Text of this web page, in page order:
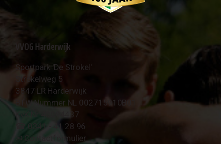
VVOG Harderwijk
Sportpark 'De Strokel'
Strokelweg 5
3847 LR Harderwijk
BTW Nummer NL 002715910B01
KvK Nr 40094437
☎︎ 0341 - 41 28 96
✉︎ Contactformulier